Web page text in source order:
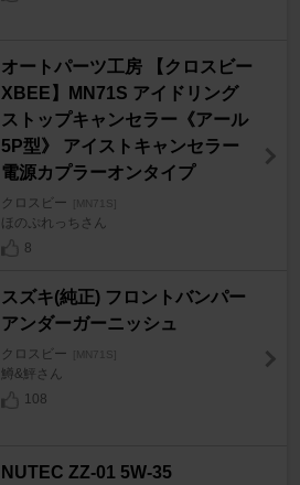
オートパーツ工房 【クロスビー
XBEE】MN71S アイドリング
ストップキャンセラー《アール
5P型》 アイストキャンセラー
電源カプラーオンタイプ
クロスビー [MN71S]
ほのぷれっちさん
8
スズキ(純正) フロントバンパー
アンダーガーニッシュ
クロスビー [MN71S]
鱒&鮃さん
108
NUTEC ZZ-01 5W-35